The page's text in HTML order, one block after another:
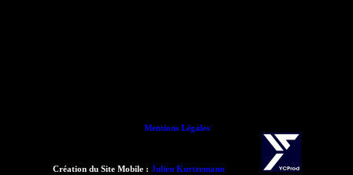
Mentions Légales
Création du Site Mobile : Julien Kurtzemann- 2015 -